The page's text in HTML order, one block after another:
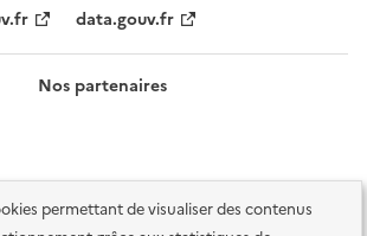
permettant de visualiser des contenus
data.gouv.fr
Nos partenaires